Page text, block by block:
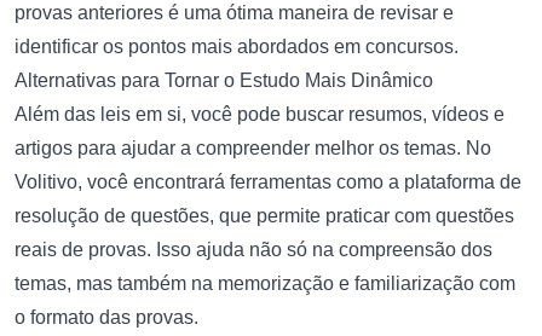
provas anteriores é uma ótima maneira de revisar e
identificar os pontos mais abordados em concursos.
Alternativas para Tornar o Estudo Mais Dinâmico
Além das leis em si, você pode buscar resumos, vídeos e
artigos para ajudar a compreender melhor os temas. No
Volitivo, você encontrará ferramentas como a plataforma de
resolução de questões, que permite praticar com questões
reais de provas. Isso ajuda não só na compreensão dos
temas, mas também na memorização e familiarização com
o formato das provas.